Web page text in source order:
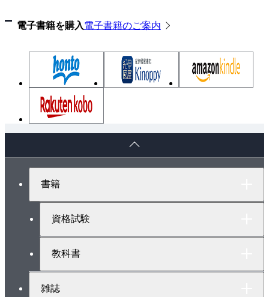
電子書籍を購入電子書籍のご案内
書籍
資格試験
教科書
雑誌